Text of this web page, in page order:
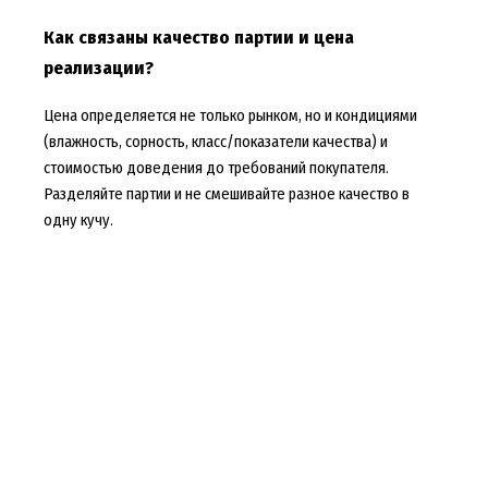
Как связаны качество партии и цена
реализации?
Цена определяется не только рынком, но и кондициями
(влажность, сорность, класс/показатели качества) и
стоимостью доведения до требований покупателя.
Разделяйте партии и не смешивайте разное качество в
одну кучу.